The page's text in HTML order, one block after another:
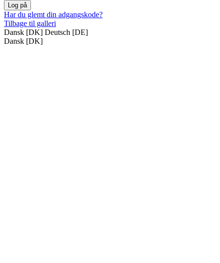
Har du glemt din adgangskode?
Tilbage til galleri
Dansk [DK] Deutsch [DE]
Dansk [DK]